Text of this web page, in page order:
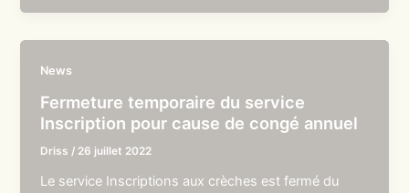
News
Fermeture temporaire du service
Inscription pour cause de congé annuel
Driss / 26 juillet 2022
Le service Inscriptions aux crèches est fermé du